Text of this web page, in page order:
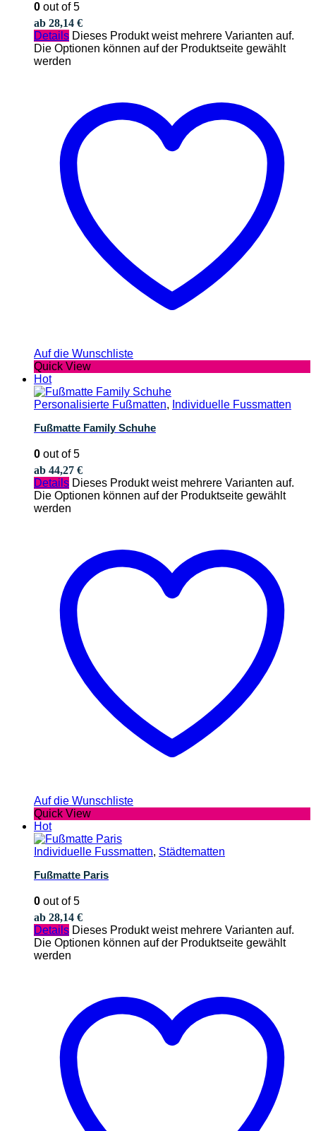
0 out of 5
ab 28,14 €
Details Dieses Produkt weist mehrere Varianten auf.
Die Optionen können auf der Produktseite gewählt
werden
Auf die Wunschliste
Quick View
Hot
Personalisierte Fußmatten, Individuelle Fussmatten
Fußmatte Family Schuhe
0 out of 5
ab 44,27 €
Details Dieses Produkt weist mehrere Varianten auf.
Die Optionen können auf der Produktseite gewählt
werden
Auf die Wunschliste
Quick View
Hot
Individuelle Fussmatten, Städtematten
Fußmatte Paris
0 out of 5
ab 28,14 €
Details Dieses Produkt weist mehrere Varianten auf.
Die Optionen können auf der Produktseite gewählt
werden